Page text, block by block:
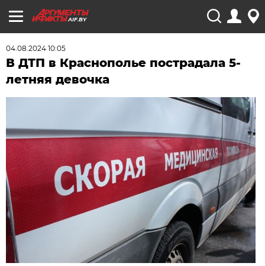
AIF.BY
04.08.2024 10:05
В ДТП в Краснополье пострадала 5-
летняя девочка